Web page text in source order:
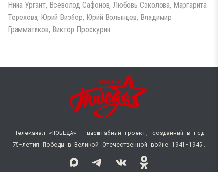
Нина Ургант, Всеволод Сафонов, Любовь Соколова, Маргарита
Терехова, Юрий Визбор, Юрий Волынцев, Владимир
Грамматиков, Виктор Проскурин.
Телеканал «ПОБЕДА» — масштабный проект, созданный в год
75-летия Победы в Великой Отечественной войне 1941−1945.